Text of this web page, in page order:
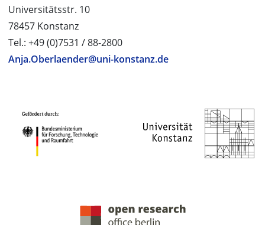
Universitätsstr. 10
78457 Konstanz
Tel.: +49 (0)7531 / 88-2800
Anja.Oberlaender@uni-konstanz.de